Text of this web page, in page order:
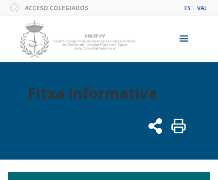
Skip
content
ACCESO COLEGIADOS ES VAL
Fitxa informativa